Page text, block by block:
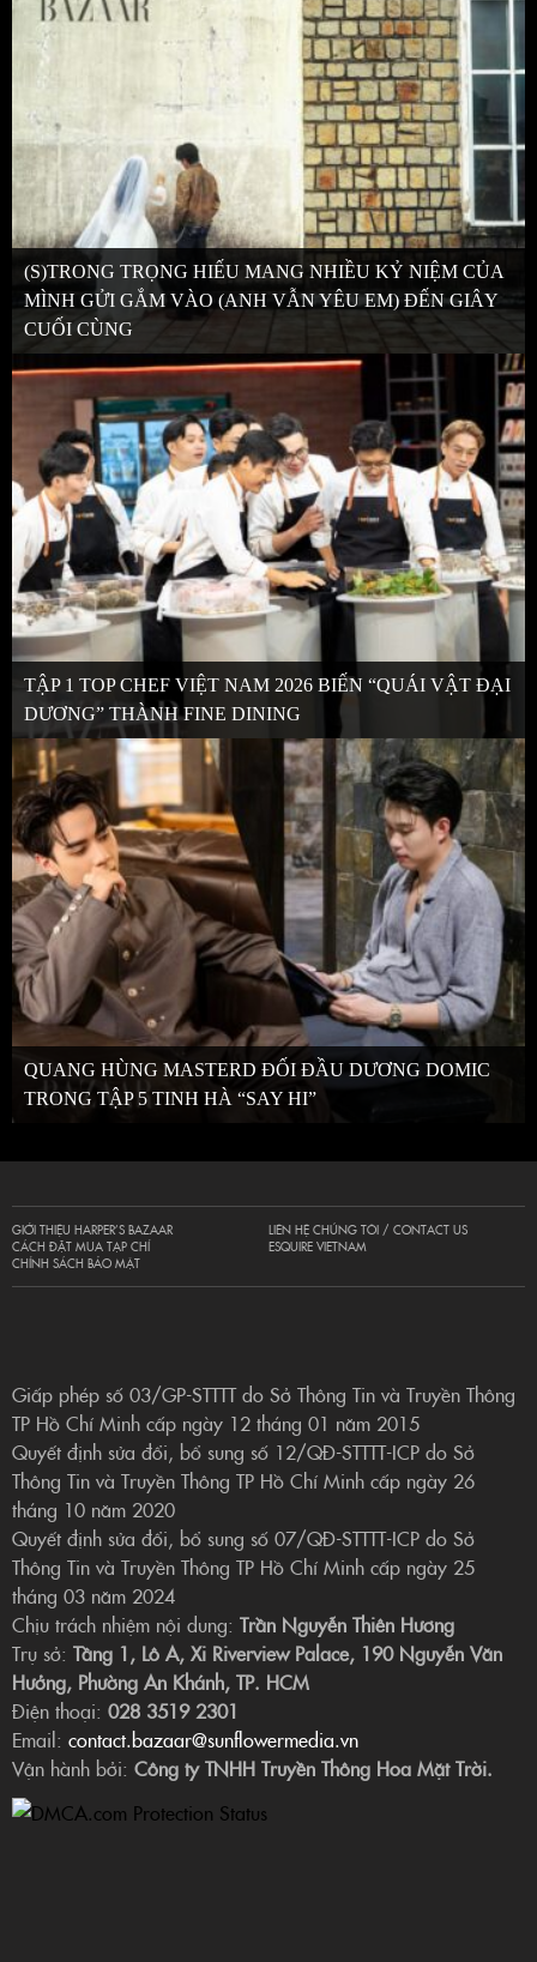
(S)TRONG TRỌNG HIẾU MANG NHIỀU KỶ NIỆM CỦA
MÌNH GỬI GẮM VÀO (ANH VẪN YÊU EM) ĐẾN GIÂY
CUỐI CÙNG
TẬP 1 TOP CHEF VIỆT NAM 2026 BIẾN “QUÁI VẬT ĐẠI
DƯƠNG” THÀNH FINE DINING
QUANG HÙNG MASTERD ĐỐI ĐẦU DƯƠNG DOMIC
TRONG TẬP 5 TINH HÀ “SAY HI”
GIỚI THIỆU HARPER’S BAZAAR
CÁCH ĐẶT MUA TẠP CHÍ
CHÍNH SÁCH BẢO MẬT
LIÊN HỆ CHÚNG TÔI / CONTACT US
ESQUIRE VIETNAM
Giấp phép số 03/GP-STTTT do Sở Thông Tin và Truyền Thông
TP Hồ Chí Minh cấp ngày 12 tháng 01 năm 2015
Quyết định sửa đổi, bổ sung số 12/QĐ-STTTT-ICP do Sở
Thông Tin và Truyền Thông TP Hồ Chí Minh cấp ngày 26
tháng 10 năm 2020
Quyết định sửa đổi, bổ sung số 07/QĐ-STTTT-ICP do Sở
Thông Tin và Truyền Thông TP Hồ Chí Minh cấp ngày 25
tháng 03 năm 2024
Chịu trách nhiệm nội dung: Trần Nguyễn Thiên Hương
Trụ sở: Tầng 1, Lô A, Xi Riverview Palace, 190 Nguyễn Văn
Hưởng, Phường An Khánh, TP. HCM
Điện thoại: 028 3519 2301
Email: contact.bazaar@sunflowermedia.vn
Vận hành bởi: Công ty TNHH Truyền Thông Hoa Mặt Trời.